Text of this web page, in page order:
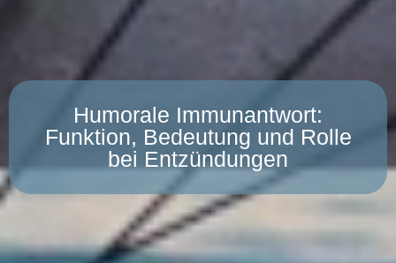
Humorale Immunantwort:
Funktion, Bedeutung und Rolle
bei Entzündungen